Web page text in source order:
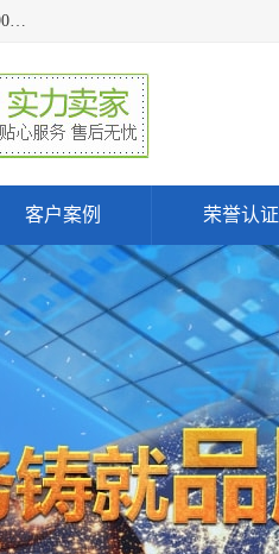
宁波上椿进出口有限公司是日本COMPACT康柏特，原装进口，进口代理商批发, 提供450PL气动抛光机、715A2气动抛光机、905A4打磨机、935GS打磨机、913W-5水磨机、450PL抛光机、715A2抛光机、935GS齿轮抛光机、905A4气动打磨机、价格实惠,欢迎来电咨询.
客户案例 荣誉认证